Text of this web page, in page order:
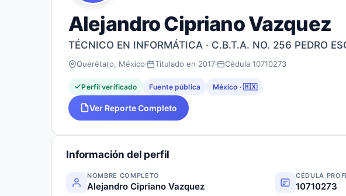
Alejandro Cipriano Vazquez
TÉCNICO EN INFORMÁTICA · C.B.T.A. NO. 256 PEDRO
Querétaro, México Titulado en 2017 Cédula 10710273
Perfil verificado Fuente pública México · 🇲🇽
Ver Reporte Completo
Información del perfil
NOMBRE COMPLETO
Alejandro Cipriano Vazquez
CÉDULA
10710273